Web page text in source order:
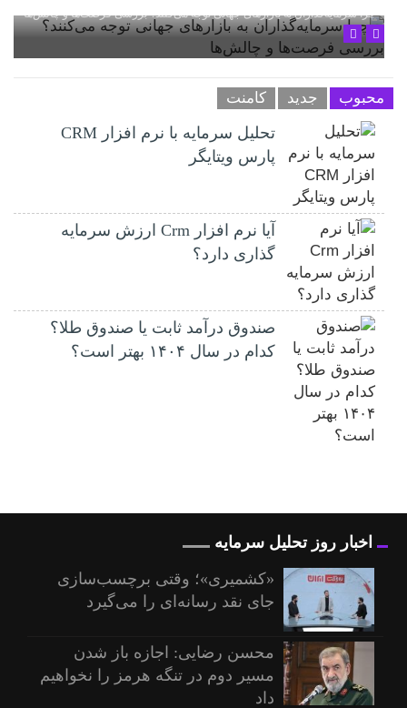
چرا سرمایه‌گذاران به بازارهای جهانی توجه می‌کنند؟ بررسی فرصت‌ها و چالش‌ها
محبوب جدید کامنت
تحلیل سرمایه با نرم افزار CRM
پارس ویتایگر
آیا نرم افزار Crm ارزش سرمایه
گذاری دارد؟
صندوق درآمد ثابت یا صندوق طلا؟
کدام در سال ۱۴۰۴ بهتر است؟
اخبار روز تحلیل سرمایه
«کشمیری»؛ وقتی برچسب‌سازی
جای نقد رسانه‌ای را می‌گیرد
محسن رضایی: اجازه باز شدن
مسیر دوم در تنگه هرمز را نخواهیم
داد